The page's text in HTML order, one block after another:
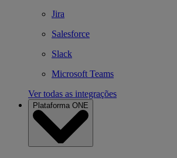
Jira
Salesforce
Slack
Microsoft Teams
Ver todas as integrações
Plataforma ONE